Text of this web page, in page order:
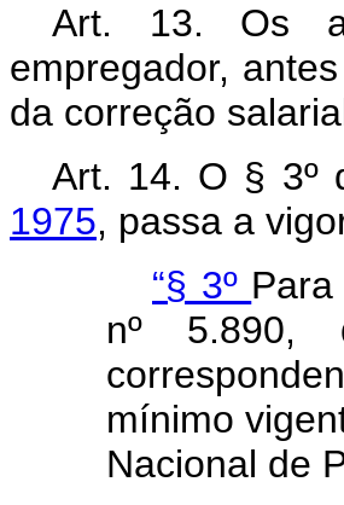
Art. 13. Os
empregador,
da correção
Art. 14. O § 3º
1975, passa a
“§ 3º
nº 5.890,
mínimo
Nacional de